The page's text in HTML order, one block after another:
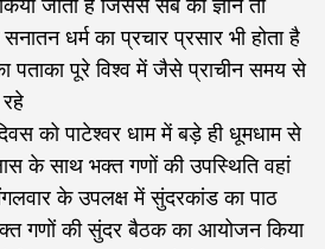
जाता है जिससे सब का ज्ञान तो
धर्म का प्रचार प्रसार भी होता है
पताका पूरे विश्व में जैसे प्राचीन समय से
को पाटेश्वर धाम में बड़े ही धूमधाम से
के साथ भक्त गणों की उपस्थिति वहां
के उपलक्ष में सुंदरकांड का पाठ
गणों की सुंदर बैठक का आयोजन किया